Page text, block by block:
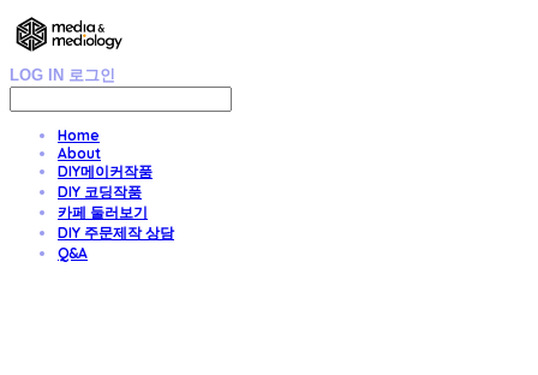
LOG IN 로그인
Home
About
DIY메이커작품
DIY 코딩작품
카페 둘러보기
DIY 주문제작 상담
Q&A